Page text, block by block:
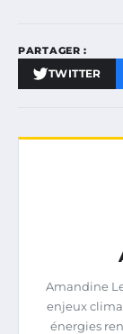
PARTAGER :
TWITTER
Amandine
enjeux
énergies